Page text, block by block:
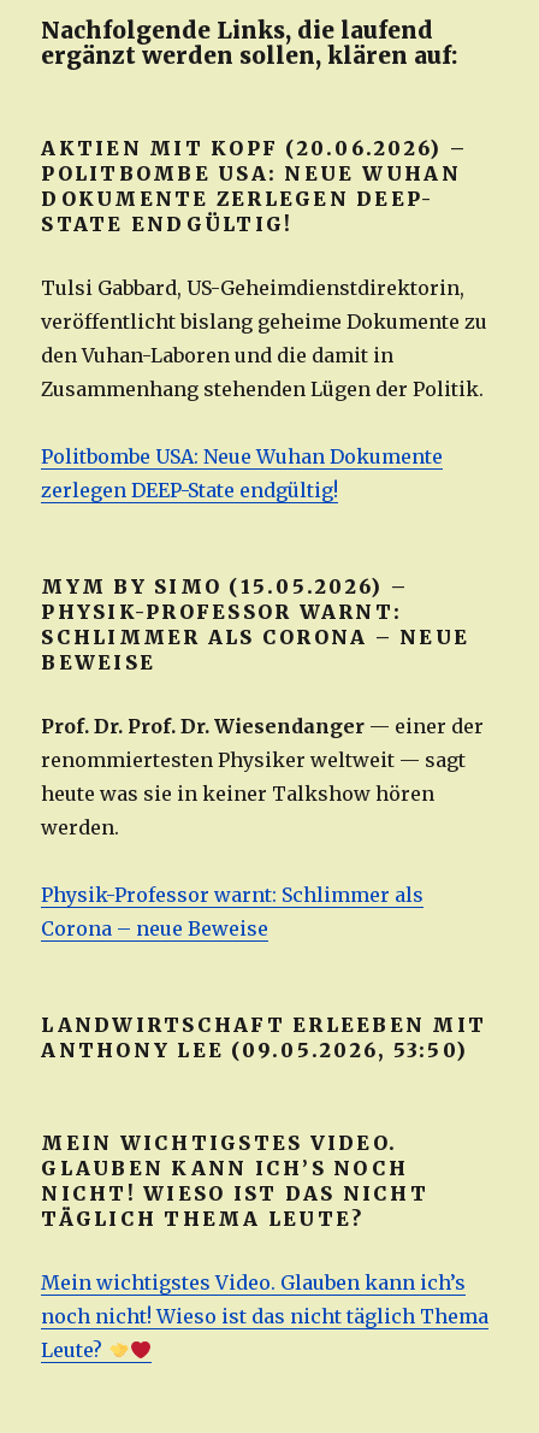
Nachfolgende Links, die laufend
ergänzt werden sollen, klären auf:
AKTIEN MIT KOPF (20.06.2026) –
POLITBOMBE USA: NEUE WUHAN
DOKUMENTE ZERLEGEN DEEP-
STATE ENDGÜLTIG!
Tulsi Gabbard, US-Geheimdienstdirektorin,
veröffentlicht bislang geheime Dokumente zu
den Vuhan-Laboren und die damit in
Zusammenhang stehenden Lügen der Politik.
Politbombe USA: Neue Wuhan Dokumente
zerlegen DEEP-State endgültig!
MYM BY SIMO (15.05.2026) –
PHYSIK-PROFESSOR WARNT:
SCHLIMMER ALS CORONA – NEUE
BEWEISE
Prof. Dr. Prof. Dr. Wiesendanger — einer der
renommiertesten Physiker weltweit — sagt
heute was sie in keiner Talkshow hören
werden.
Physik-Professor warnt: Schlimmer als
Corona – neue Beweise
LANDWIRTSCHAFT ERLEEBEN MIT
ANTHONY LEE (09.05.2026, 53:50)
MEIN WICHTIGSTES VIDEO.
GLAUBEN KANN ICH’S NOCH
NICHT! WIESO IST DAS NICHT
TÄGLICH THEMA LEUTE?
Mein wichtigstes Video. Glauben kann ich’s
noch nicht! Wieso ist das nicht täglich Thema
Leute?